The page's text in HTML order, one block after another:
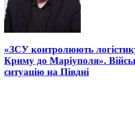
«ЗСУ контролюють
Криму до Маріуполя».
ситуацію на Півдні